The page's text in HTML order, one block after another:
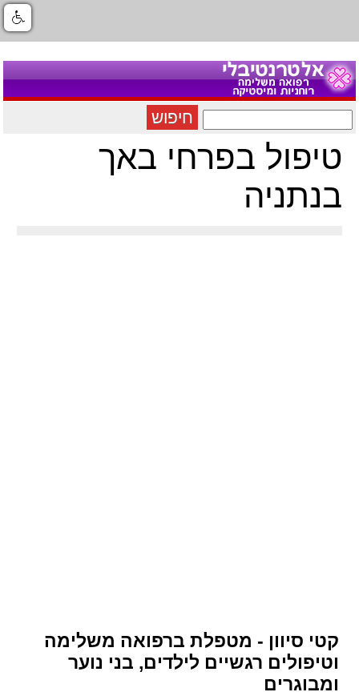
חיפוש
טיפול בפרחי באך
בנתניה
קטי סיוון - מטפלת ברפואה משלימה
וטיפולים רגשיים לילדים, בני נוער
ומבוגרים